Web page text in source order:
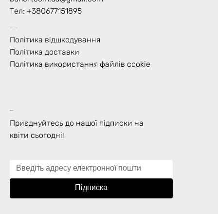
Тел: +380677151895
Правила магазину
Політика відшкодування
Політика доставки
Політика використання файлів cookie
Підписка
Приєднуйтесь до нашої підписки на
квіти сьогодні!
Підписка